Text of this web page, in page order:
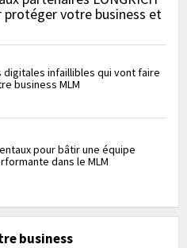
votre business et
infaillibles qui vont faire
business MLM
pour bâtir une équipe
dans le MLM
business